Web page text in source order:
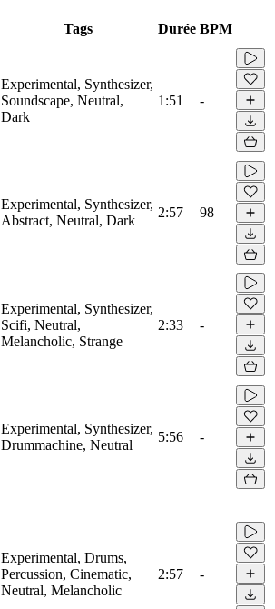
Tags Durée BPM
Experimental, Synthesizer,
Soundscape, Neutral,
Dark
1:51 -
Experimental, Synthesizer,
Abstract, Neutral, Dark
2:57 98
Experimental, Synthesizer,
Scifi, Neutral,
Melancholic, Strange
2:33 -
Experimental, Synthesizer,
Drummachine, Neutral
5:56 -
Experimental, Drums,
Percussion, Cinematic,
Neutral, Melancholic
2:57 -